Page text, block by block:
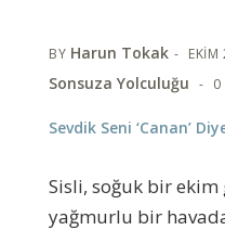
BY Harun Tokak
Sonsuza Yolculuğu
0
Sevdik Seni ‘Canan’
Sisli, soğuk bir
yağmurlu bir havada